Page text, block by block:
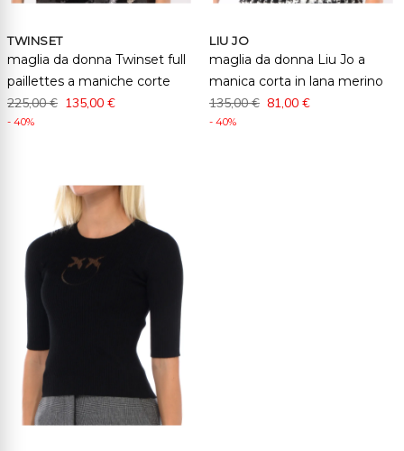
TWINSET
maglia da donna Twinset full
paillettes a maniche corte
225,00 € 135,00 €
- 40%
LIU JO
maglia da donna Liu Jo a
manica corta in lana merino
135,00 € 81,00 €
- 40%